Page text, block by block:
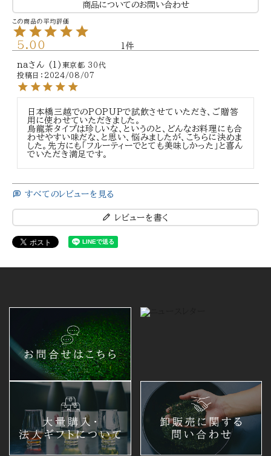
商品についてのお問い合わせ
5.00
na 東京都 30代
投稿日
2024/08/07
日本橋三越でのPOPUPで試飲させていただき、ご贈答
用に使わせていただきました。
烏龍茶タイプは珍しいな、というのと、どんなお料理にも合
わせやすい味だな、と思い、悩みましたが、こちらに決めま
した。先方にも「フルーティーでとても美味しかった」と喜ん
でいただき満足です。
すべてのレビューを見る
レビューを書く